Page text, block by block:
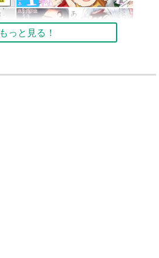
もっと見る！